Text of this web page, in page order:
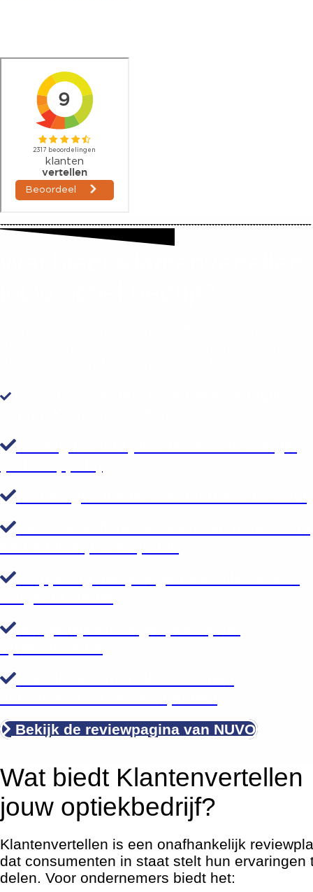
Bekijk de reviewpagina van NUVO
Wat biedt Klantenvertellen
jouw optiekbedrijf?
Klantenvertellen is een onafhankelijk
dat consumenten in staat stelt hun ervaringen
delen. Voor ondernemers biedt het: